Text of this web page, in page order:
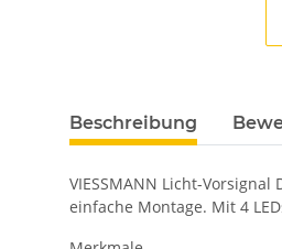
Beschreibung
VIESSMANN Licht-
einfache Montage. Mit 4